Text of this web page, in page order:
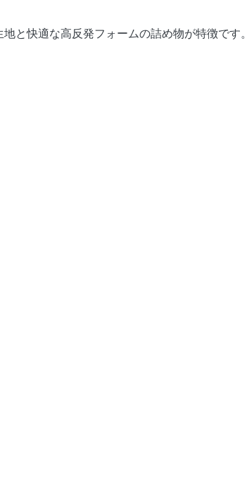
と快適な高反発フォームの詰め物が特徴です。